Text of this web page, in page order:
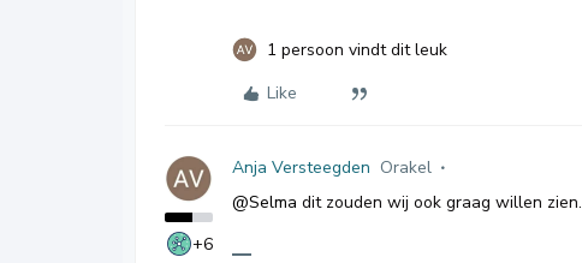
1 persoon vindt dit leuk
Like
+6
Anja Versteegden Orakel
@Selma dit zouden wij ook graag willen zien.